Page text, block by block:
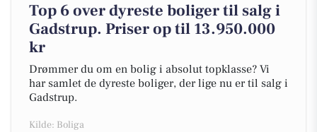
Top 6 over dyreste boliger til salg i
Gadstrup. Priser op til 13.950.000
kr
Drømmer du om en bolig i absolut topklasse? Vi
har samlet de dyreste boliger, der lige nu er til salg i
Gadstrup.
Kilde: Boliga